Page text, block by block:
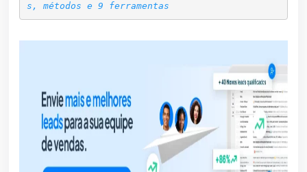
s, métodos e 9 ferramentas